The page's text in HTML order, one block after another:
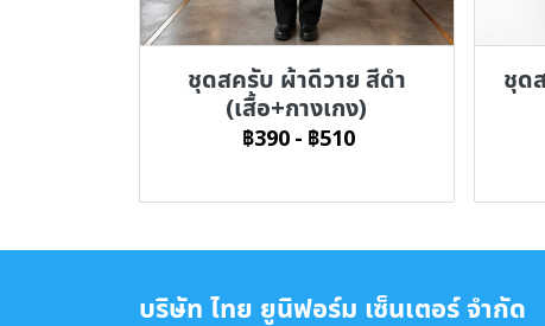
ชุดสครับ ผ้าดีวาย สีดำ
(เสื้อ+กางเกง)
฿390 - ฿510
ชุด
บริษัท ไทย ยูนิฟอร์ม เซ็นเตอร์ จำกัด